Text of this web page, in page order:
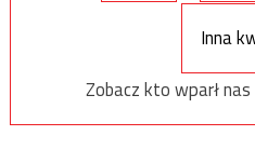
Inna
Zobacz kto wparł